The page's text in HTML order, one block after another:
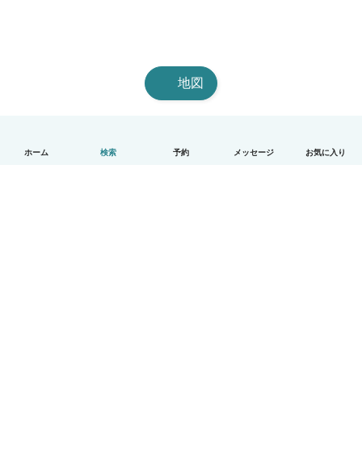
ホーム 検索 予約 メッセージ お気に入り
地図